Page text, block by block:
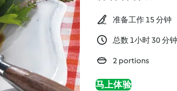
准备工作 15 分钟
总数 1小时 30 分钟
2 portions
马上体验